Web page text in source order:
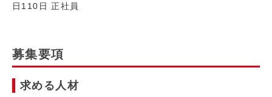
日110日 正社員
募集要項
求める人材